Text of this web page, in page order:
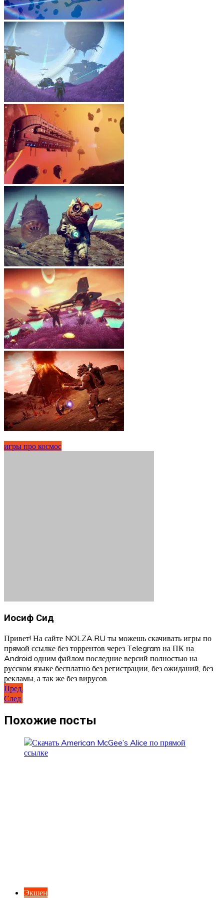
игры про космос
Иосиф Сид
Привет! На сайте NOLZA.RU ты можешь скачивать игры по
прямой ссылке без торрентов через Telegram на ПК на
Android одним файлом последние версий полностью на
русском языке бесплатно без регистрации, без ожиданий, без
рекламы, а так же без вирусов.
Навигация
по
записям
Пред.
След.
Похожие посты
Экшен